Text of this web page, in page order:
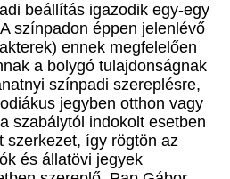
beállítás igazodik egy-egy
színpadon éppen jelenlévő
ennek megfelelően
a bolygó tulajdonságnak
színpadi szereplésre,
jegyben otthon vagy
szabálytól indokolt esetben
szerkezet, így rögtön az
és állatövi jegyek